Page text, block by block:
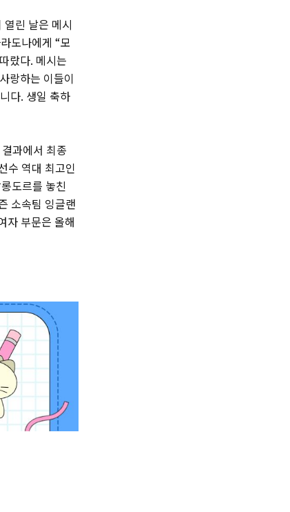
린 날은 메시
도나에게 “모
랐다. 메시는
랑하는 이들이
다. 생일 축하
과에서 최종
수 역대 최고인
도르를 놓친
소속팀 잉글랜
자 부문은 올해